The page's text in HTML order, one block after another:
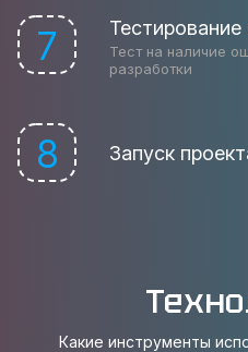
7 Тестирование
Тест на наличие
разработки
8 Запуск
Какие инструменты